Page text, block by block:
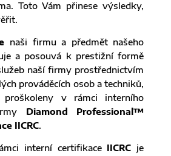
Toto Vám přinese výsledky,
naši firmu a předmět našeho
a posouvá k prestižní formě
naší firmy prostřednictvím
prováděcích osob a techniků,
v rámci interního
Diamond Professional™
IICRC.
interní certifikace IICRC je